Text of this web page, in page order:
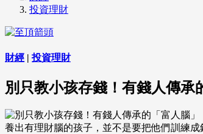
投資理財
財經 | 投資理財
別只教小孩存錢！有錢人傳承
養出有理財腦的孩子，並不是要把他們訓練成